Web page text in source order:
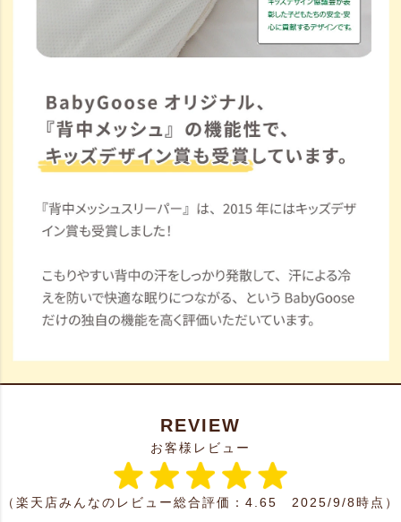
REVIEW
お客様レビュー
（楽天店みんなのレビュー総合評価：4.65 2025/9/8時点）